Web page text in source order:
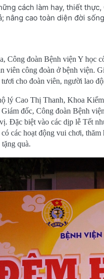
cách làm hay, thiết
nâng cao toàn diện đời
Công đoàn Bệnh viện Y học
viên công đoàn ở bệnh viện.
cho đoàn viên, người lao
lý Cao Thị Thanh, Khoa
đốc, Công đoàn Bệnh
Đặc biệt vào các dịp lễ Tết
các hoạt động vui chơi,
quà.